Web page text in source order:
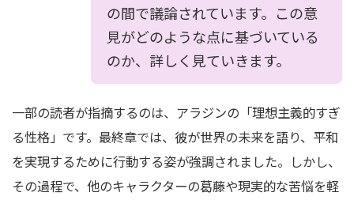
の間で議論されています。この意
見がどのような点に基づいている
のか、詳しく見ていきます。
一部の読者が指摘するのは、アラジンの「理想主義的すぎ
る性格」です。最終章では、彼が世界の未来を語り、平和
を実現するために行動する姿が強調されました。しかし、
その過程で、他のキャラクターの葛藤や現実的な苦悩を軽